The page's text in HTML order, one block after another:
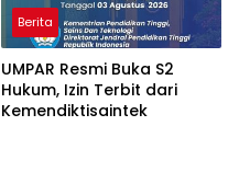
Berita
UMPAR Resmi Buka S2
Hukum, Izin Terbit dari
Kemendiktisaintek